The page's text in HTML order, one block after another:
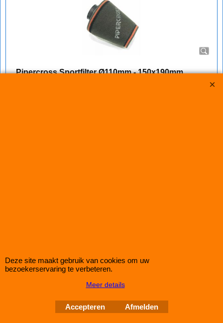
Pipercross Sportfilter Ø110mm - 150x190mm
Pipercross sportluchtfilter met rubberen aansluiting
Deze site maakt gebruik van cookies om uw
bezoekerservaring te verbeteren.
Meer details
Accepteren Afmelden